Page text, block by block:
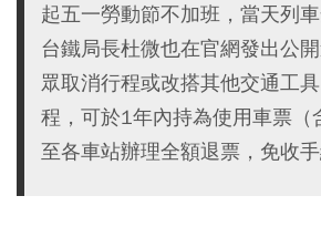
起五一勞動節不加班，當天列
台鐵局長杜微也在官網發出公
眾取消行程或改搭其他交通工
程，可於1年內持為使用車票（
至各車站辦理全額退票，免收手